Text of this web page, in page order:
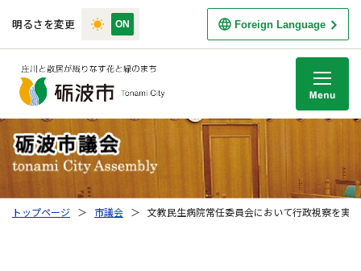
明るさを変更 Foreign Language
トップページ ＞ 市議会 ＞ 文教民生病院常任委員会において行政視察を実